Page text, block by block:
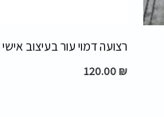
רצועה דמוי עור בעיצוב אישי
120.00 ₪